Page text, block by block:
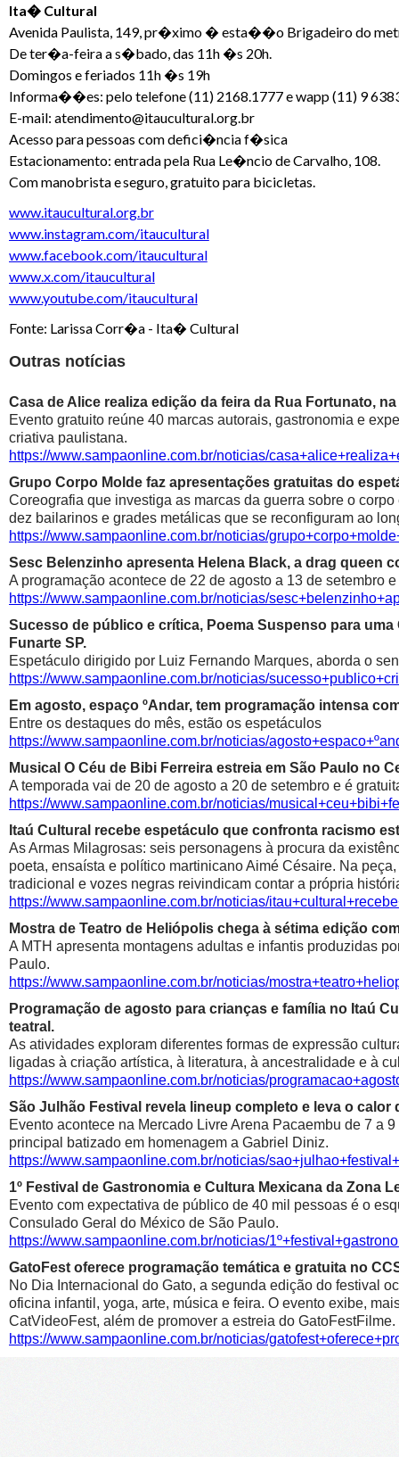
Ita� Cultural
Avenida Paulista, 149, pr�ximo � esta��o Brigadeiro do
De ter�a-feira a s�bado, das 11h �s 20h.
Domingos e feriados 11h �s 19h
Informa��es: pelo telefone (11) 2168.1777 e wapp (11) 9
E-mail: atendimento@itaucultural.org.br
Acesso para pessoas com defici�ncia f�sica
Estacionamento: entrada pela Rua Le�ncio de Carvalho, 108.
Com manobrista e seguro, gratuito para bicicletas.
www.itaucultural.org.br
www.instagram.com/itaucultural
www.facebook.com/itaucultural
www.x.com/itaucultural
www.youtube.com/itaucultural
Fonte: Larissa Corr�a - Ita� Cultural
Outras notícias
Casa de Alice realiza edição da feira da Rua Fortunato,
Evento gratuito reúne 40 marcas autorais, gastronomia e
criativa paulistana.
https://www.sampaonline.com.br/noticias/
Grupo Corpo Molde faz apresentações gratuitas do
Coreografia que investiga as marcas da guerra sobre o
dez bailarinos e grades metálicas que se reconfiguram ao
https://www.sampaonline.com.br/noticias/
Sesc Belenzinho apresenta Helena Black, a drag queen
A programação acontece de 22 de agosto a 13 de setembro
https://www.sampaonline.com.br/noticias/
Sucesso de público e crítica, Poema Suspenso para
Funarte SP.
Espetáculo dirigido por Luiz Fernando Marques, aborda o
https://www.sampaonline.com.br/noticias/
Em agosto, espaço ºAndar, tem programação intensa
Entre os destaques do mês, estão os espetáculos
https://www.sampaonline.com.br/noticias/
Musical O Céu de Bibi Ferreira estreia em São Paulo no
A temporada vai de 20 de agosto a 20 de setembro e é
https://www.sampaonline.com.br/noticias/
Itaú Cultural recebe espetáculo que confronta racismo
As Armas Milagrosas: seis personagens à procura da
poeta, ensaísta e político martinicano Aimé Césaire. Na
tradicional e vozes negras reivindicam contar a própria
https://www.sampaonline.com.br/noticias/
Mostra de Teatro de Heliópolis chega à sétima edição
A MTH apresenta montagens adultas e infantis produzidas
Paulo.
https://www.sampaonline.com.br/noticias/
Programação de agosto para crianças e família no Itaú
teatral.
As atividades exploram diferentes formas de expressão
ligadas à criação artística, à literatura, à ancestralidade e à
https://www.sampaonline.com.br/noticias/
São Julhão Festival revela lineup completo e leva o calor
Evento acontece na Mercado Livre Arena Pacaembu de 7 a
principal batizado em homenagem a Gabriel Diniz.
https://www.sampaonline.com.br/noticias/
1º Festival de Gastronomia e Cultura Mexicana da Zona
Evento com expectativa de público de 40 mil pessoas é o
Consulado Geral do México de São Paulo.
https://www.sampaonline.com.br/noticias/
GatoFest oferece programação temática e gratuita no
No Dia Internacional do Gato, a segunda edição do festival
oficina infantil, yoga, arte, música e feira. O evento exibe,
CatVideoFest, além de promover a estreia do GatoFestFilme.
https://www.sampaonline.com.br/noticias/